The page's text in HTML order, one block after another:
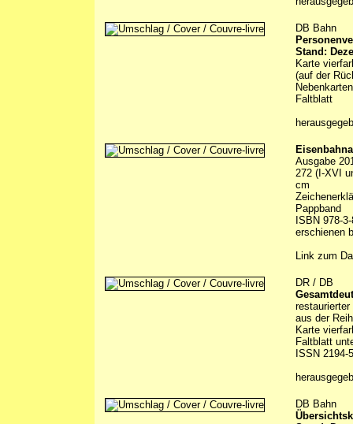
DB Bahn
Stand:
Karte
(auf der
Faltblatt
Ausgabe
272 (I-XVI
cm
Pappband
ISBN 978-
erschienen
Link zum
DR / DB
aus der
Karte
Faltblatt
ISSN 2194-
DB Bahn